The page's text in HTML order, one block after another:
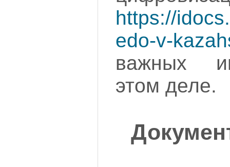
https://
edo-v-
важных
этом деле.